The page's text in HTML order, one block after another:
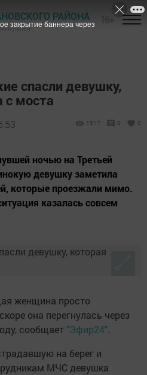
РАЙОНА
район
спасли девушку,
с моста
1517 0 0
ночью на Третьей
девушку заметила
которые проезжали мимо.
казалась совсем
женщина просто
она перегнулась через
сообщает "Эфир24".
на берег и
МЧС девушка
закрытие баннера через